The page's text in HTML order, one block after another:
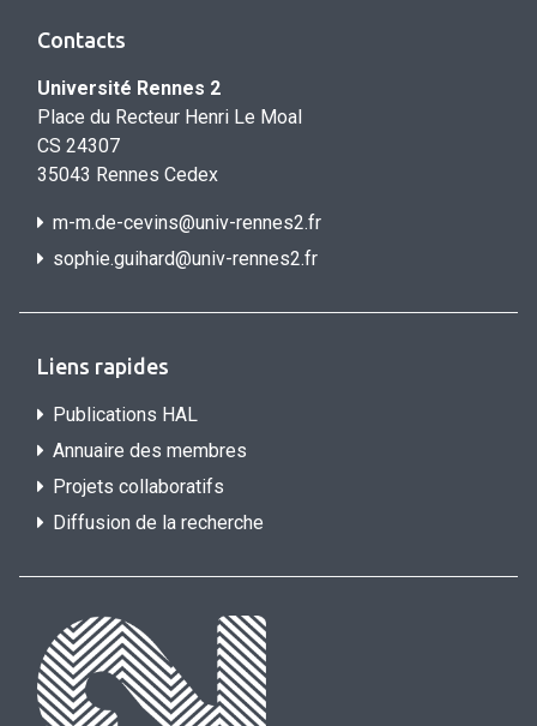
Contacts
Université Rennes 2
Place du Recteur Henri Le Moal
CS 24307
35043 Rennes Cedex
m-m.de-cevins@univ-rennes2.fr
sophie.guihard@univ-rennes2.fr
Liens rapides
Publications HAL
Annuaire des membres
Projets collaboratifs
Diffusion de la recherche